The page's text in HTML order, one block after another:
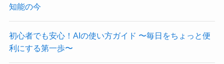
知能の今
初心者でも安心！AIの使い方ガイド 〜毎日をちょっと便
利にする第一歩〜